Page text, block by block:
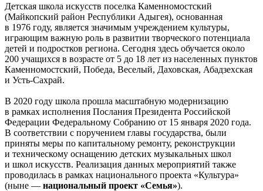
Детская школа искусств поселка Каменномостский
(Майкопский район Республики Адыгея), основанная
в 1976 году, является значимым учреждением культуры,
играющим важную роль в развитии творческого потенциала
детей и подростков региона. Сегодня здесь обучается около
200 учащихся в возрасте от 5 до 18 лет из населенных пунктов
Каменномостский, Победа, Веселый, Даховская, Абадзехская
и Усть-Сахрай.
В 2020 году школа прошла масштабную модернизацию
в рамках исполнения Послания Президента Российской
Федерации Федеральному Собранию от 15 января 2020 года.
В соответствии с поручением главы государства, были
приняты меры по капитальному ремонту, реконструкции
и техническому оснащению детских музыкальных школ
и школ искусств. Реализация данных мероприятий также
проводилась в рамках национального проекта «Культура»
(ныне — национальный проект «Семья»).